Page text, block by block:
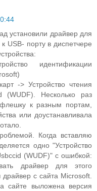
установили драйвер для
USB- порту в диспетчере
идентификации
-> Устройство чтения
(WUDF). Несколько раз
к разным портам,
или доустанавливала
Когда вставляю
одно "Устройство
(WUDF)" с ошибкой:
драйвер для этого
с сайта Microsoft.
сайте выложена версия